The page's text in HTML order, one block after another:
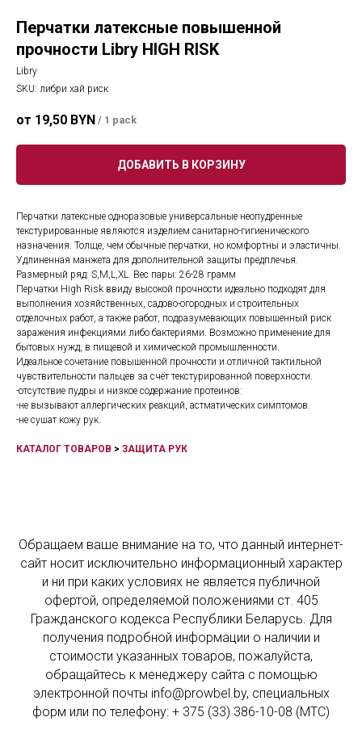
Перчатки латексные повышенной
прочности Libry HIGH RISK
Libry
SKU: либри хай риск
19,50 BYN / 1 pack
ДОБАВИТЬ В КОРЗИНУ
Перчатки латексные одноразовые универсальные неопудренные
текстурированные являются изделием санитарно-гигиенического
назначения. Толще, чем обычные перчатки, но комфортны и эластичны.
Удлиненная манжета для дополнительной защиты предплечья.
Размерный ряд: S,M,L,XL. Вес пары: 26-28 грамм
Перчатки High Risk ввиду высокой прочности идеально подходят для
выполнения хозяйственных, садово-огородных и строительных
отделочных работ, а также работ, подразумевающих повышенный риск
заражения инфекциями либо бактериями. Возможно применение для
бытовых нужд, в пищевой и химической промышленности.
Идеальное сочетание повышенной прочности и отличной тактильной
чувствительности пальцев за счёт текстурированной поверхности.
-отсутствие пудры и низкое содержание протеинов:
-не вызывают аллергических реакций, астматических симптомов.
-не сушат кожу рук.
КАТАЛОГ ТОВАРОВ > ЗАЩИТА РУК
Обращаем ваше внимание на то, что данный интернет-
сайт носит исключительно информационный характер
и ни при каких условиях не является публичной
офертой, определяемой положениями ст. 405
Гражданского кодекса Республики Беларусь. Для
получения подробной информации о наличии и
стоимости указанных товаров, пожалуйста,
обращайтесь к менеджеру сайта с помощью
электронной почты info@prowbel.by, специальных
форм или по телефону: + 375 (33) 386-10-08 (МТС)